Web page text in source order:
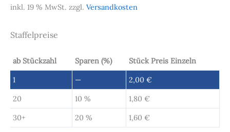
inkl. 19 % MwSt. zzgl. Versandkosten
Staffelpreise
ab Stückzahl Sparen (%) Stück Preis Einzeln
1 — 2,00 €
20 10 % 1,80 €
30+ 20 % 1,60 €